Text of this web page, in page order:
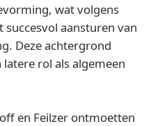
wat volgens
succesvol aansturen van
Deze achtergrond
rol als algemeen
en Feilzer ontmoetten